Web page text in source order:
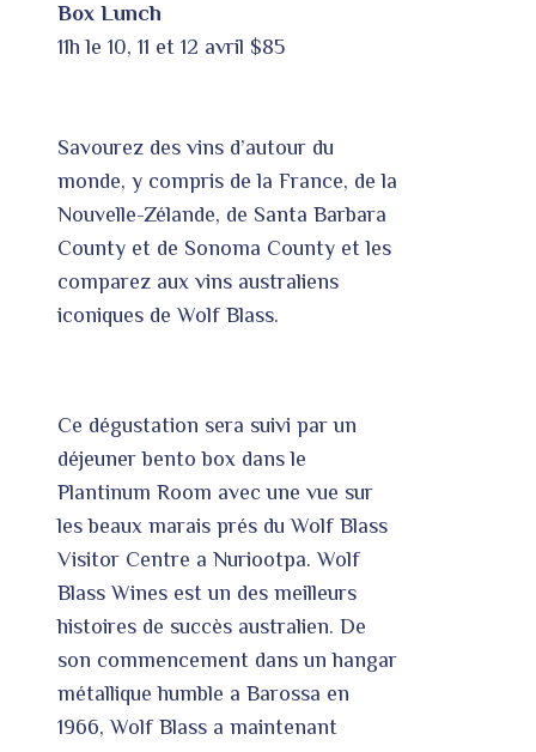
Box Lunch
11h le 10, 11 et 12 avril $85
Savourez des vins d’autour du
monde, y compris de la France, de la
Nouvelle-Zélande, de Santa Barbara
County et de Sonoma County et les
comparez aux vins australiens
iconiques de Wolf Blass.
Ce dégustation sera suivi par un
déjeuner bento box dans le
Plantinum Room avec une vue sur
les beaux marais prés du Wolf Blass
Visitor Centre a Nuriootpa. Wolf
Blass Wines est un des meilleurs
histoires de succès australien. De
son commencement dans un hangar
métallique humble a Barossa en
1966, Wolf Blass a maintenant